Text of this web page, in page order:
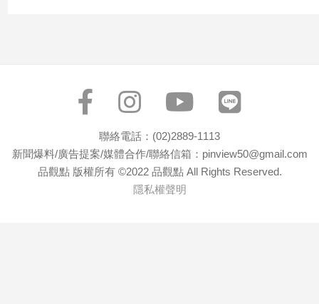
聯絡電話：(02)2889-1113
新聞爆料/廣告提案/媒體合作/聯絡信箱：pinview50@gmail.com
品觀點 版權所有 ©2022 品觀點 All Rights Reserved.
隱私權聲明